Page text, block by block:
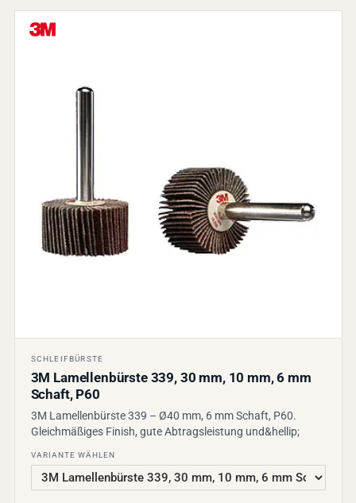
SCHLEIFBÜRSTE
3M Lamellenbürste 339, 30 mm, 10 mm, 6 mm
Schaft, P60
3M Lamellenbürste 339 – Ø40 mm, 6 mm Schaft, P60.
Gleichmäßiges Finish, gute Abtragsleistung und&hellip;
VARIANTE WÄHLEN